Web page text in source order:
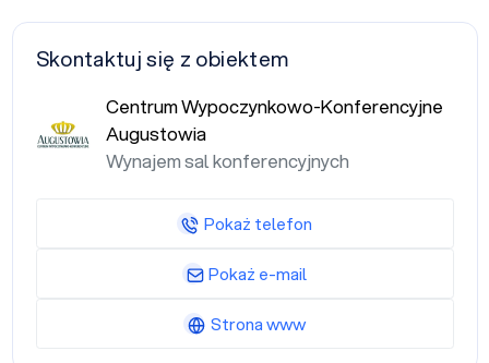
Skontaktuj się z obiektem
Centrum Wypoczynkowo-Konferencyjne
Augustowia
Wynajem sal konferencyjnych
Pokaż telefon
Pokaż e-mail
Strona www